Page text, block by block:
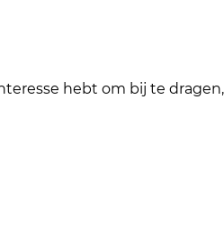
hebt om bij te